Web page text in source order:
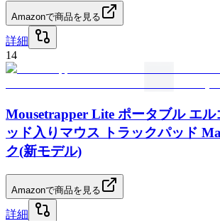
Amazonで商品を見る
詳細
14
Mousetrapper Lite ポータブル エ
ッド入りマウス トラックパッド
ク(新モデル)
Amazonで商品を見る
詳細